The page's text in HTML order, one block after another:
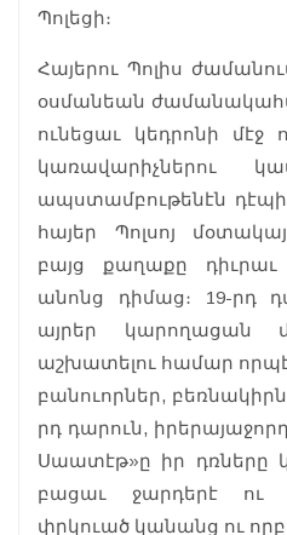
Պոլեցի։
Հայերու Պոլիս
օսմանեան
ունեցաւ կեդրոնի մէջ
կառավարիչներու
ապստամբութենէն
հայեր Պոլսոյ
բայց քաղաքը
անոնց դիմաց։ 19-րդ
այրեր կարողացան
աշխատելու համար
բանուորներ,
րդ դարուն,
Սաատէթ»ը իր դռները
բացաւ ջարդերէ ու
փրկուած կանանց ու